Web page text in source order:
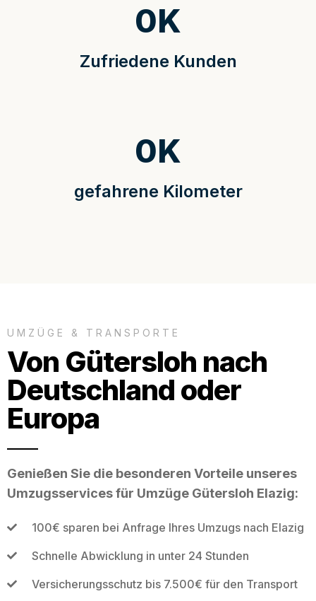
Zufriedene Kunden
0K
gefahrene Kilometer
0K
UMZÜGE & TRANSPORTE
Von Gütersloh nach
Deutschland oder
Europa
Genießen Sie die besonderen Vorteile unseres
Umzugsservices für Umzüge Gütersloh Elazig:
100€ sparen bei Anfrage Ihres Umzugs nach Elazig
Schnelle Abwicklung in unter 24 Stunden
Versicherungsschutz bis 7.500€ für den Transport